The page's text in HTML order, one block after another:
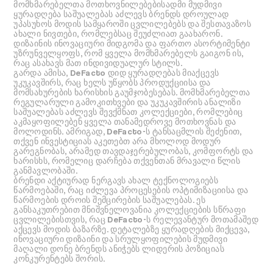
მომხმარებელთა მოთხოვნილებებისადმი მუდმივი
ყურადღება საშუალებას აძლევს ბრენდს დროულად
უპასუხოს მოდის სამყაროში ცვლილებებს და შესთავაზოს
ახალი ნივთები, რომლებსაც შეუძლიათ გაახარონ.
დიზაინის ინოვაციური მიდგომა და ფართო ასორტიმენტი
უზრუნველყოფს, რომ ყველა მომხმარებელს გაიგონ ის,
რაც ასახავს მათ ინდივიდუალურ სტილს.
გარდა ამისა, DeFacto დიდ ყურადღებას მიაქცევს
უკუკავშირს, რაც ხელს უწყობს პროდუქციისა და
მომსახურების ხარისხის გაუმჯობესებას. მომხმარებელთა
რეგულარული გამოკითხვები და უკუკავშირის ანალიზი
საშუალებას აძლევს შევქმნათ კოლექციები, რომლებიც
აკმაყოფილებენ ყველა თანამედროვე მოთხოვნას და
მოლოდინს. ამრიგად, DeFacto-ს ტანსაცმლის შეძენით,
თქვენ ინვესტიციას აკეთებთ არა მხოლოდ მოდურ
გარეგნობას, არამედ თავდაჯერებულობას, კომფორტს და
ხარისხს, რომელიც დარჩება თქვენთან მრავალი წლის
განმავლობაში.
ბრენდი აქტიურად ნერგავს ახალ ტექნოლოგიებს
წარმოებაში, რაც იძლევა პროცესების ოპტიმიზაციისა და
წარმოების დროის შემცირების საშუალებას. ეს
განსაკუთრებით მნიშვნელოვანია კოლექციების სწრაფი
ცვლილებისთვის, რაც DeFacto-ს რელევანტურ მოთამაშედ
აქცევს მოდის ბაზარზე. დეტალებზე ყურადღების მიქცევა,
ინოვაციური დიზაინი და სრულყოფილების მუდმივი
მაღალი დონე ბრენდს ანიჭებს ლიდერის პოზიციას
კონკურენტებს შორის.